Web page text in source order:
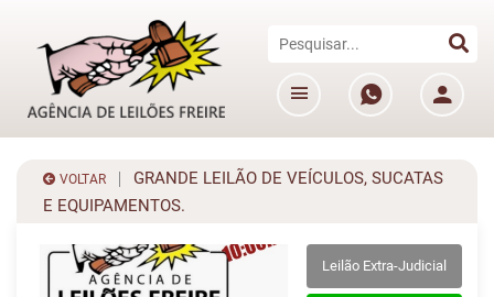
VOLTAR
GRANDE LEILÃO DE VEÍCULOS, SUCATAS
E EQUIPAMENTOS.
Leilão Extra-Judicial